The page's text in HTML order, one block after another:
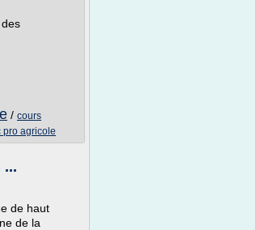
/ cours
pro agricole
...
de haut
de la